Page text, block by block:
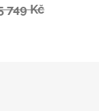
749 Kč